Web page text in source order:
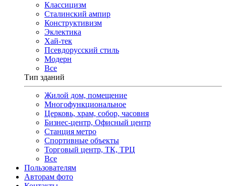
Классицизм
Сталинский ампир
Конструктивизм
Эклектика
Хай-тек
Псевдорусский стиль
Модерн
Все
Тип зданий
Жилой дом, помещение
Многофункциональное
Церковь, храм, собор, часовня
Бизнес-центр, Офисный центр
Станция метро
Спортивные объекты
Торговый центр, ТК, ТРЦ
Все
Пользователям
Авторам фото